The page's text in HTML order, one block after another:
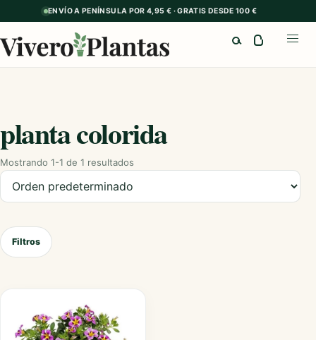
ENVÍO A PENÍNSULA POR 4,95 € · GRATIS DESDE 100 €
planta colorida
Mostrando 1-1 de 1 resultados
Ordenar productos
Filtros